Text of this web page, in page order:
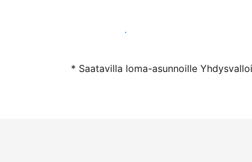
Ryhdy majoittajaksi
* Saatavilla loma-asunnoille